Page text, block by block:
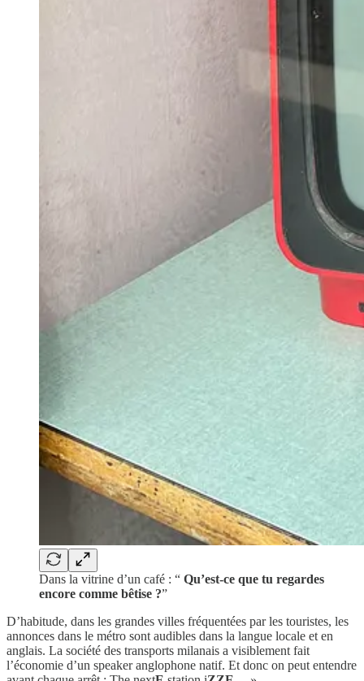
Dans la vitrine d’un café : “ Qu’est-ce que tu regardes
encore comme bêtise ?”
D’habitude, dans les grandes villes fréquentées par les touristes, les
annonces dans le métro sont audibles dans la langue locale et en
anglais. La société des transports milanais a visiblement fait
l’économie d’un speaker anglophone natif. Et donc on peut entendre